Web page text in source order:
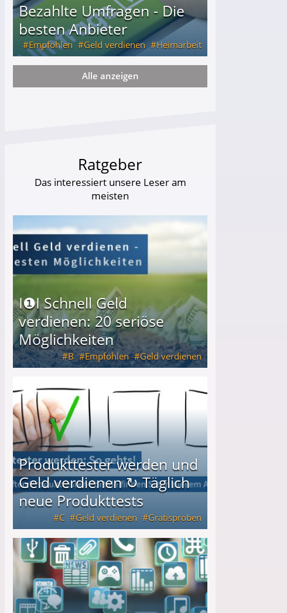
Bezahlte Umfragen - Die
besten Anbieter
Empfohlen Geld verdienen Heimarbeit
Alle anzeigen
Ratgeber
Das interessiert unsere Leser am
meisten
I❶I Schnell Geld
verdienen: 20 seriöse
Möglichkeiten
B Empfohlen Geld verdienen
Produkttester werden und
Geld verdienen ↻ Täglich
neue Produkttests
C Geld verdienen Gratisproben
↻ Täglich neue Produkttests